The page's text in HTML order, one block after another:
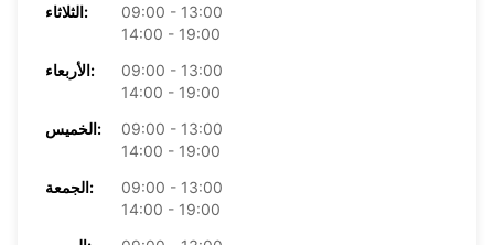
الثلاثاء:
09:00 - 13:00
14:00 - 19:00
الأربعاء:
09:00 - 13:00
14:00 - 19:00
الخميس:
09:00 - 13:00
14:00 - 19:00
الجمعة:
09:00 - 13:00
14:00 - 19:00